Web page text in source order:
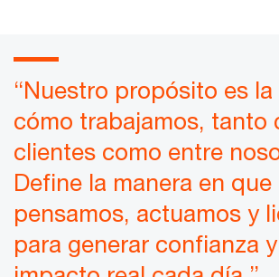
“Nuestro propósito es
cómo trabajamos, tanto
clientes como entre
Define la manera en que
pensamos, actuamos y
para generar confianza